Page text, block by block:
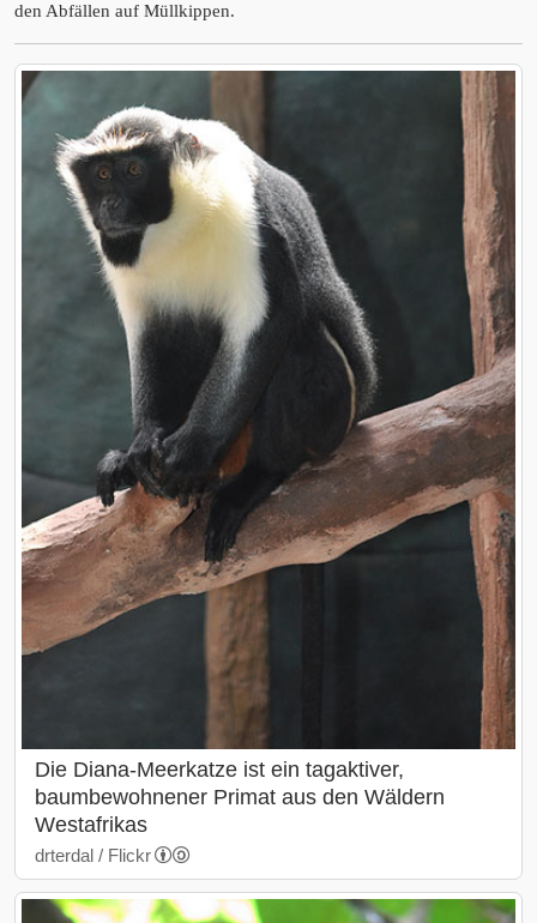
den Abfällen auf Müllkippen.
Die Diana-Meerkatze ist ein tagaktiver,
baumbewohnener Primat aus den Wäldern
Westafrikas
drterdal / Flickr